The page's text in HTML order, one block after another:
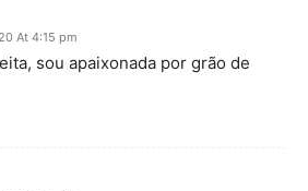
At 4:15 pm
sou apaixonada por grão de